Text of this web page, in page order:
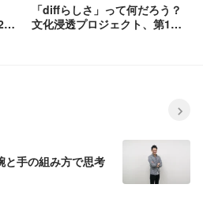
「diffらしさ」って何だろう？
文化浸透プロジェクト、第1回
と手の組み方で思考